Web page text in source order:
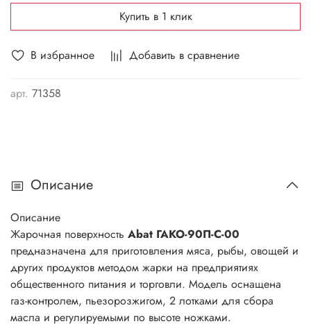
В избранное Добавить в сравнение
арт. 71358
Купить в 1 клик
Описание
Описание
Жарочная поверхность Abat ГАКО-90П-C-00
предназначена для приготовления мяса, рыбы, овощей и
других продуктов методом жарки на предприятиях
общественного питания и торговли. Модель оснащена
газ-контролем, пьезорозжигом, 2 лотками для сбора
масла и регулируемыми по высоте ножками.